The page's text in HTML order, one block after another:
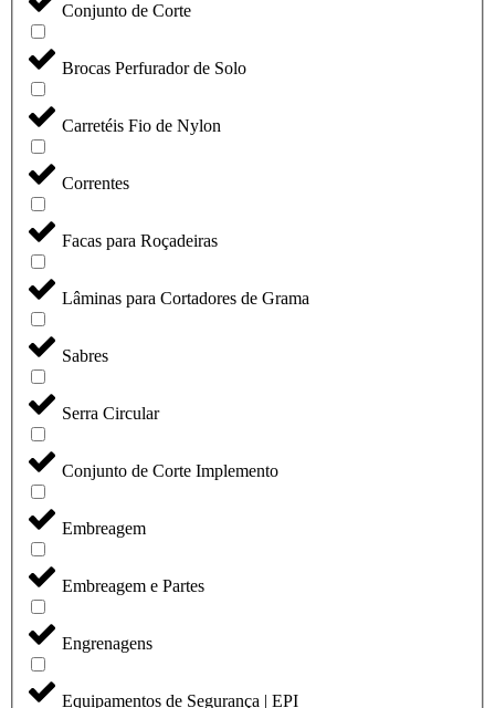
Conjunto de Corte
Brocas Perfurador de Solo
Carretéis Fio de Nylon
Correntes
Facas para Roçadeiras
Lâminas para Cortadores de Grama
Sabres
Serra Circular
Conjunto de Corte Implemento
Embreagem
Embreagem e Partes
Engrenagens
Equipamentos de Segurança | EPI